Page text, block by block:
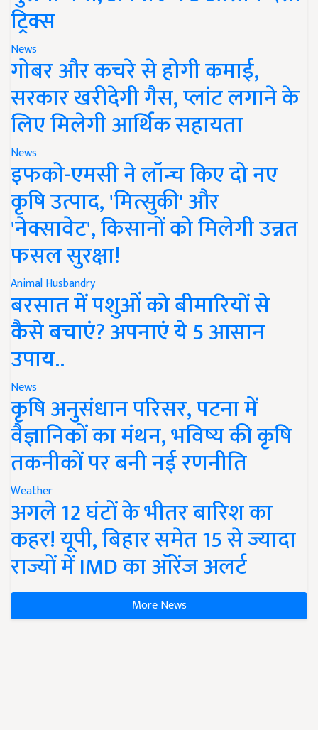
ट्रिक्स
News
गोबर और कचरे से होगी कमाई,
सरकार खरीदेगी गैस, प्लांट लगाने के
लिए मिलेगी आर्थिक सहायता
News
इफको-एमसी ने लॉन्च किए दो नए
कृषि उत्पाद, 'मित्सुकी' और
'नेक्सावेट', किसानों को मिलेगी उन्नत
फसल सुरक्षा!
Animal Husbandry
बरसात में पशुओं को बीमारियों से
कैसे बचाएं? अपनाएं ये 5 आसान
उपाय..
News
कृषि अनुसंधान परिसर, पटना में
वैज्ञानिकों का मंथन, भविष्य की कृषि
तकनीकों पर बनी नई रणनीति
Weather
अगले 12 घंटों के भीतर बारिश का
कहर! यूपी, बिहार समेत 15 से ज्यादा
राज्यों में IMD का ऑरेंज अलर्ट
More News